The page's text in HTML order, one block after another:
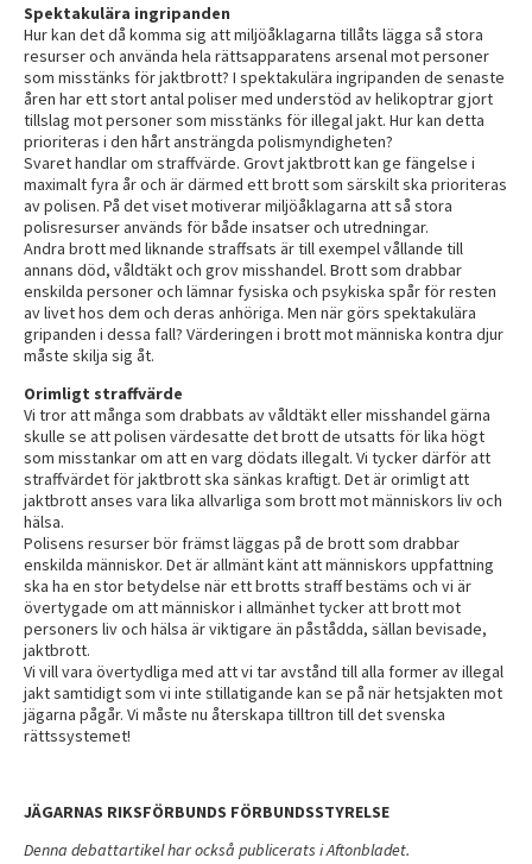
Spektakulära ingripanden
Hur kan det då komma sig att miljöåklagarna tillåts lägga så stora
resurser och använda hela rättsapparatens arsenal mot personer
som misstänks för jaktbrott? I spektakulära ingripanden de senaste
åren har ett stort antal poliser med understöd av helikoptrar gjort
tillslag mot personer som misstänks för illegal jakt. Hur kan detta
prioriteras i den hårt ansträngda polismyndigheten?
Svaret handlar om straffvärde. Grovt jaktbrott kan ge fängelse i
maximalt fyra år och är därmed ett brott som särskilt ska prioriteras
av polisen. På det viset motiverar miljöåklagarna att så stora
polisresurser används för både insatser och utredningar.
Andra brott med liknande straffsats är till exempel vållande till
annans död, våldtäkt och grov misshandel. Brott som drabbar
enskilda personer och lämnar fysiska och psykiska spår för resten
av livet hos dem och deras anhöriga. Men när görs spektakulära
gripanden i dessa fall? Värderingen i brott mot människa kontra djur
måste skilja sig åt.
Orimligt straffvärde
Vi tror att många som drabbats av våldtäkt eller misshandel gärna
skulle se att polisen värdesatte det brott de utsatts för lika högt
som misstankar om att en varg dödats illegalt. Vi tycker därför att
straffvärdet för jaktbrott ska sänkas kraftigt. Det är orimligt att
jaktbrott anses vara lika allvarliga som brott mot människors liv och
hälsa.
Polisens resurser bör främst läggas på de brott som drabbar
enskilda människor. Det är allmänt känt att människors uppfattning
ska ha en stor betydelse när ett brotts straff bestäms och vi är
övertygade om att människor i allmänhet tycker att brott mot
personers liv och hälsa är viktigare än påstådda, sällan bevisade,
jaktbrott.
Vi vill vara övertydliga med att vi tar avstånd till alla former av illegal
jakt samtidigt som vi inte stillatigande kan se på när hetsjakten mot
jägarna pågår. Vi måste nu återskapa tilltron till det svenska
rättssystemet!
JÄGARNAS RIKSFÖRBUNDS FÖRBUNDSSTYRELSE
Denna debattartikel har också publicerats i Aftonbladet.